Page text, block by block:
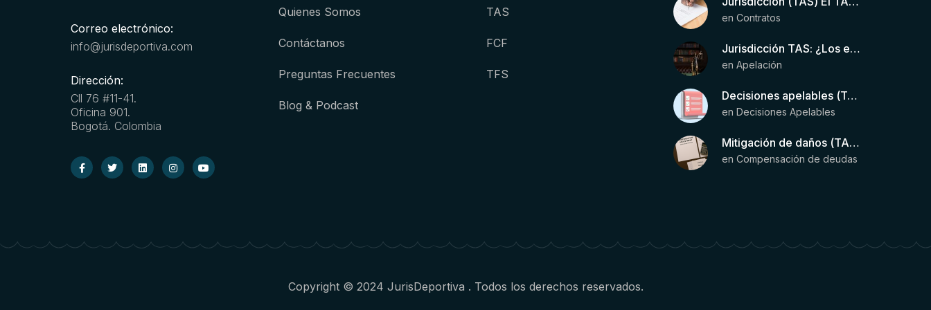
Correo electrónico:
info@jurisdeportiva.com
Dirección:
Cll 76 #11-41.
Oficina 901.
Bogotá. Colombia
Quienes Somos
Contáctanos
Preguntas Frecuentes
Blog & Podcast
TAS
FCF
TFS
en Contratos
Jurisdicción TAS: ¿Los estatutos de una entidad organizadora de una liga de fútbol pueden otorgar competencia de forma directa al TAS?
en Apelación
Decisiones apelables (TAS): Requisitos para que exista una decisión
en Decisiones Apelables
Mitigación de daños (TAS) – Deducción de ingresos comprobados según el artículo 6(2)(b) del Anexo 2 RSTP FIFA
en Compensación de deudas
Copyright © 2024 JurisDeportiva . Todos los derechos reservados.